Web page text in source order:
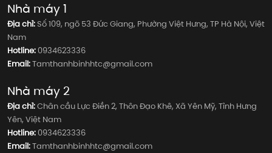
Nhà máy 1
Địa chỉ:Số 109, ngõ 53 Đức Giang, Phường Việt Hưng, TP Hà Nội, Việt
Nam
Hotline:0934623336
Email:Tamthanhbinhhtc@gmail.com
Nhà máy 2
Địa chỉ:Chân cầu Lực Điền 2, Thôn Đạo Khê, Xã Yên Mỹ, Tỉnh Hưng
Yên, Việt Nam
Hotline:0934623336
Email:Tamthanhbinhhtc@gmail.com